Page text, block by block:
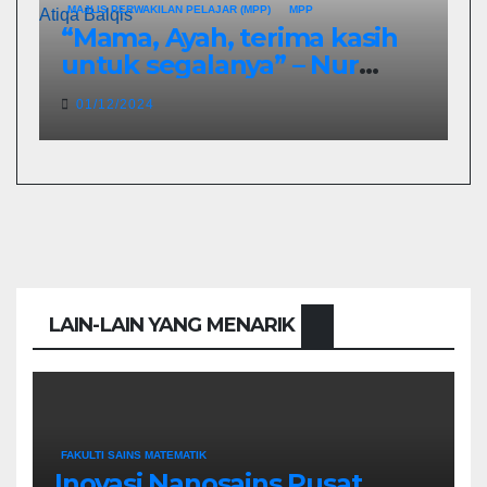
MAJLIS PERWAKILAN PELAJAR (MPP) MPP
“Mama, Ayah, terima kasih
untuk segalanya” – Nur
Atiqa Balqis
01/12/2024
LAIN-LAIN YANG MENARIK
FAKULTI SAINS MATEMATIK